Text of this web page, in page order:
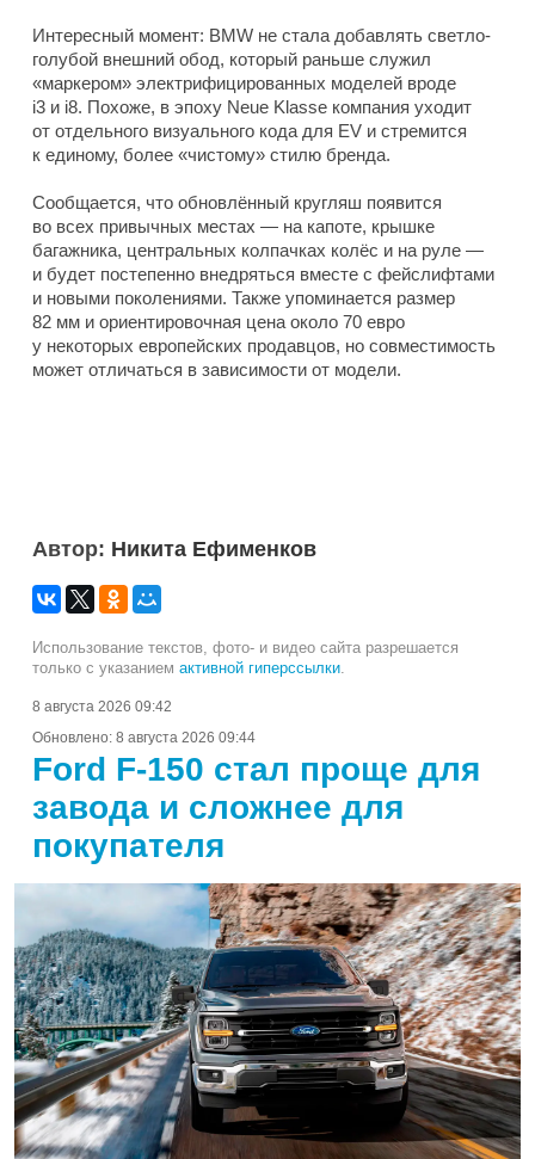
Интересный момент: BMW не стала добавлять светло-
голубой внешний обод, который раньше служил
«маркером» электрифицированных моделей вроде
i3 и i8. Похоже, в эпоху Neue Klasse компания уходит
от отдельного визуального кода для EV и стремится
к единому, более «чистому» стилю бренда.
Сообщается, что обновлённый кругляш появится
во всех привычных местах — на капоте, крышке
багажника, центральных колпачках колёс и на руле —
и будет постепенно внедряться вместе с фейслифтами
и новыми поколениями. Также упоминается размер
82 мм и ориентировочная цена около 70 евро
у некоторых европейских продавцов, но совместимость
может отличаться в зависимости от модели.
Автор: Никита Ефименков
Использование текстов, фото- и видео сайта разрешается
только с указанием активной гиперссылки.
8 августа 2026 09:42
Обновлено: 8 августа 2026 09:44
Ford F-150 стал проще для
завода и сложнее для
покупателя